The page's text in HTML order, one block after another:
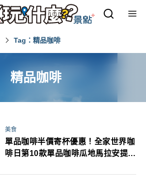
Tag：精品咖啡
精品咖啡
美食
單品咖啡半價寄杯優惠！全家世界咖
啡日第10款單品咖啡瓜地馬拉安提瓜